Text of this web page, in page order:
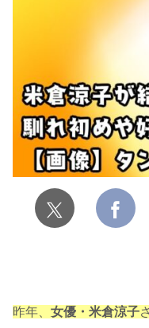
昨年、 女優・米倉涼子